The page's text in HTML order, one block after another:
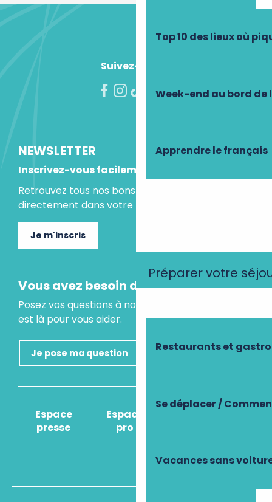
Top 10 des lieux où
Week-end au bord de
Apprendre le français
Préparer votre
Restaurants et
Se déplacer /
Vacances sans
Suivez-nous !
NEWSLETTER
Inscrivez-vous facilement
Retrouvez tous nos bons plans et idées séjours
directement dans votre boite mail.
Je m'inscris
Vous avez besoin d'un conseil ?
Posez vos questions à notre assistant virtuel, il
est là pour vous aider.
Je pose ma question
Espace
presse
Espace
pro
Comment venir